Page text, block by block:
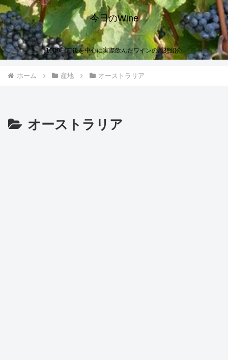
今日のWine
1000円前後を中心に実際飲んだワインの感想紹介
ホーム 産地 オーストラリア
オーストラリア